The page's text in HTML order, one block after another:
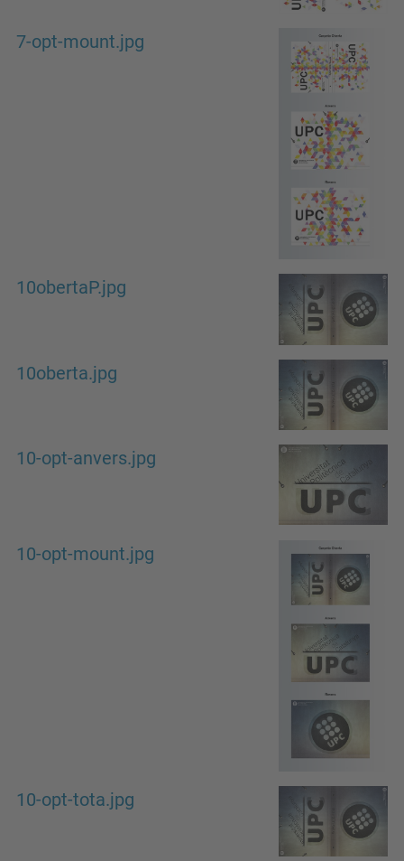
7-opt-mount.jpg
10obertaP.jpg
10oberta.jpg
10-opt-anvers.jpg
10-opt-mount.jpg
10-opt-tota.jpg